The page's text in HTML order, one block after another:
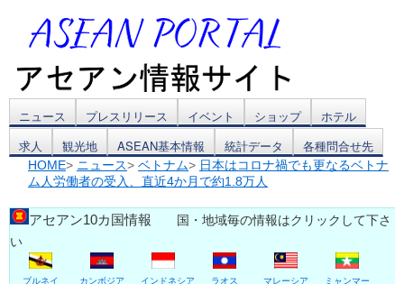
コ
ン
テ
ン
ツ
ニュース プレスリリース イベント ショップ
ホテル
求人
観光地 ASEAN基本情報 統計データ 各種問合せ先
HOME> ニュース> ベトナム> 日本はコロナ禍でも更なるベトナ
ム人労働者の受入、直近4か月で約1.8万人
アセアン10カ国情報 国・地域毎の情報はクリックして下さ
い
ブルネイ カンボジア インドネシア ラオス マレーシア ミャンマー